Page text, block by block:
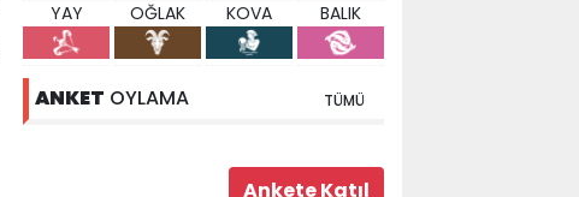
YAY OĞLAK KOVA BALIK
ANKET OYLAMA TÜMÜ